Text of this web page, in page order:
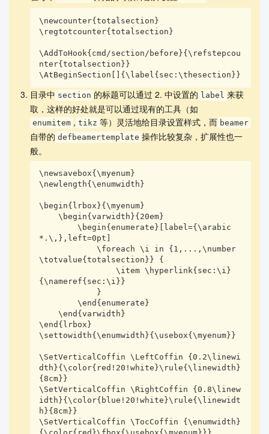
\defbeamertemplate{section in toc}{fancytoc}{%
d{varwidth}\par%
\setbeamertemplate{section in toc}[fancytoc]
%%------------------------------------
%%------------------------------------
\usepackage{tikz}
\usetikzlibrary{calc}
\NewDocumentCommand{\drawmwehelplines}{}{%
    \tikz[remember picture,overlay]{
        \draw ([shift={(1cm,-1cm)}]current page.n
orth west) -|
outh east) -|
              ([shift={(1cm,-1cm)}]current page.n
orth west) -- cycle;
        \coordinate (toccenter) at ($([shift={(2.
8cm,1cm)}]current page.south west)!.5!([shift={(-
1cm,-1cm)}]current page.north east)$);
              (toccenter) circle (2pt);
              ($(-2cm,-1.5cm)+(toccenter)$) recta
              ($(2cm,1.5cm)+(toccenter)$);
        \draw [dashed,red,very thick]
              ($(-6.1cm,-3.5cm)+(toccenter)$) rec
tangle
              ($(6.1cm,3.5cm)+(toccenter)$);
%%------------------------------------
%%------------------------------------
\newcounter{totalsection}
\regtotcounter{totalsection}
\AddToHook{cmd/section/before}{\refstepcou
nter{totalsection}}
\AtBeginSection[]{\label{sec:\thesection}}
目录中 section 的标题可以通过 2. 中设置的 label 来获
取，这样的好处就是可以通过现有的工具（如
enumitem , tikz 等）灵活地给目录设置样式，而 beamer
自带的 defbeamertemplate 操作比较复杂，扩展性也一
般。
\newsavebox{\myenum}
\newlength{\enumwidth}
\begin{lrbox}{\myenum}
*.\,},left=0pt]
\totvalue{totalsection}} {
{\nameref{sec:\i}}
\end{lrbox}
\settowidth{\enumwidth}{\usebox{\myenum}}
\SetVerticalCoffin \LeftCoffin {0.2\linewi
dth}{\color{red!20!white}\rule{\linewidth}
{8cm}}
\SetVerticalCoffin \RightCoffin {0.8\linew
idth}{\color{blue!20!white}\rule{\linewidt
h}{8cm}}
\SetVerticalCoffin \TocCoffin {\enumwidth}